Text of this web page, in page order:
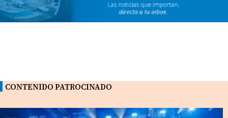
CONTENIDO PATROCINADO